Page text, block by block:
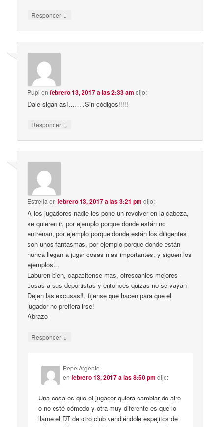
Responder ↓
Pupi enfebrero 13, 2017 a las 2:33 am dijo:
Dale sigan así……..Sin códigos!!!!!
Responder ↓
Estrella enfebrero 13, 2017 a las 3:21 pm dijo:
A los jugadores nadie les pone un revolver en la cabeza,
se quieren ir, por ejemplo porque donde están no
entrenan, por ejemplo porque donde están los dirigentes
son unos fantasmas, por ejemplo porque donde están
nunca llegan a jugar cosas mas importantes, y siguen los
ejemplos…
Laburen bien, capacitense mas, ofrescanles mejores
cosas a sus deportistas y entonces quizas no se vayan
Dejen las excusas!!, fijense que hacen para que el
jugador no prefiera irse!
Abrazo
Responder ↓
Pepe Argento
enfebrero 13, 2017 a las 8:50 pm dijo:
Una cosa es que el jugador quiera cambiar de aire
o no esté cómodo y otra muy diferente es que lo
llame el DT de otro club vendiéndole espejitos de